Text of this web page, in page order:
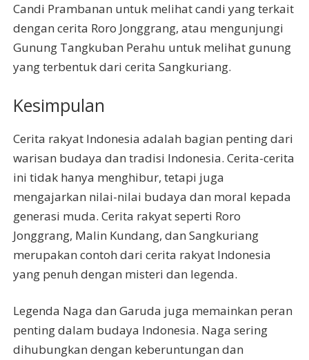
Candi Prambanan untuk melihat candi yang terkait
dengan cerita Roro Jonggrang, atau mengunjungi
Gunung Tangkuban Perahu untuk melihat gunung
yang terbentuk dari cerita Sangkuriang.
Kesimpulan
Cerita rakyat Indonesia adalah bagian penting dari
warisan budaya dan tradisi Indonesia. Cerita-cerita
ini tidak hanya menghibur, tetapi juga
mengajarkan nilai-nilai budaya dan moral kepada
generasi muda. Cerita rakyat seperti Roro
Jonggrang, Malin Kundang, dan Sangkuriang
merupakan contoh dari cerita rakyat Indonesia
yang penuh dengan misteri dan legenda.
Legenda Naga dan Garuda juga memainkan peran
penting dalam budaya Indonesia. Naga sering
dihubungkan dengan keberuntungan dan